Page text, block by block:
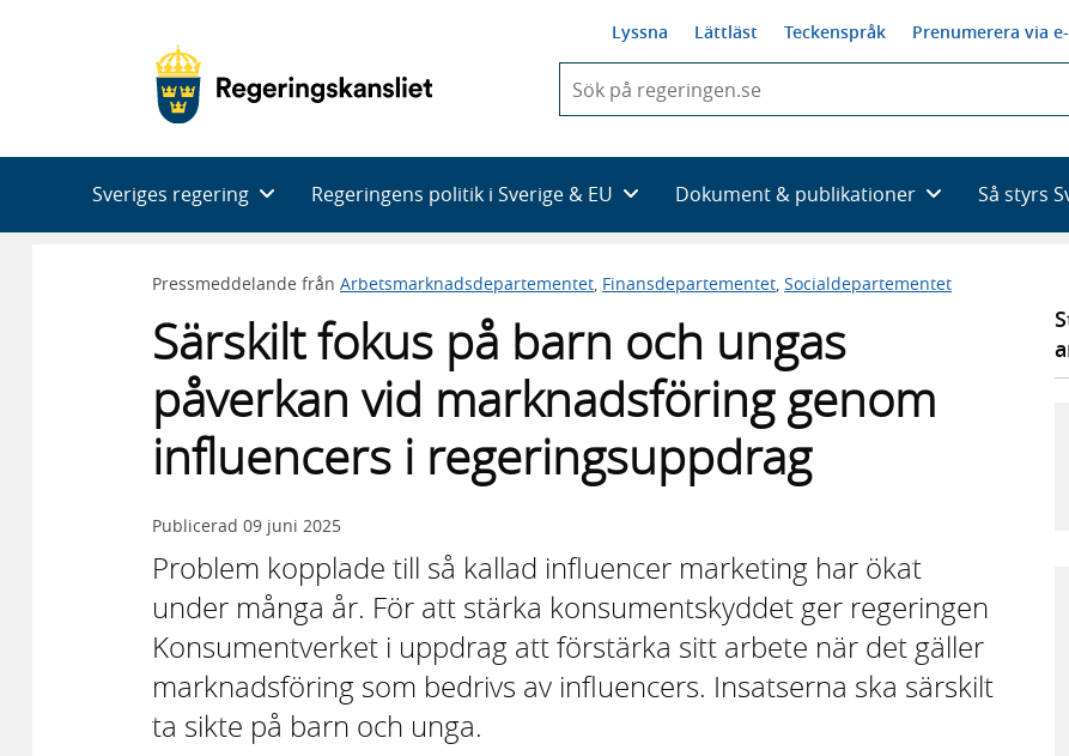
Lyssna Lättläst Teckenspråk Prenumerera via
du
skriva
framträder
en
med
Sveriges regering Regeringens politik i Sverige & EU Dokument & publikationer Så styrs
Pressmeddelande från Arbetsmarknadsdepartementet Finansdepartementet Socialdepartementet
Särskilt fokus på barn och ungas
påverkan vid marknadsföring genom
influencers i regeringsuppdrag
Publicerad 09 juni 2025
Problem kopplade till så kallad influencer marketing har ökat
under många år. För att stärka konsumentskyddet ger regeringen
Konsumentverket i uppdrag att förstärka sitt arbete när det gäller
marknadsföring som bedrivs av influencers. Insatserna ska särskilt
ta sikte på barn och unga.